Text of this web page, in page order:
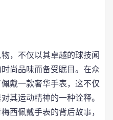
，不仅以其卓越的球技闻
尚品味而备受瞩目。在众
戴一款奢华手表，这不仅
其运动精神的一种诠释。
西佩戴手表的背后故事，